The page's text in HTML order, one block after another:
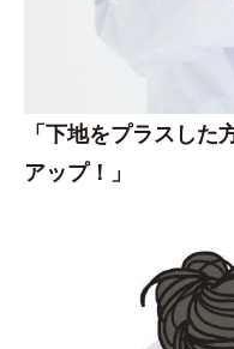
「下地をプラスし
アップ！」